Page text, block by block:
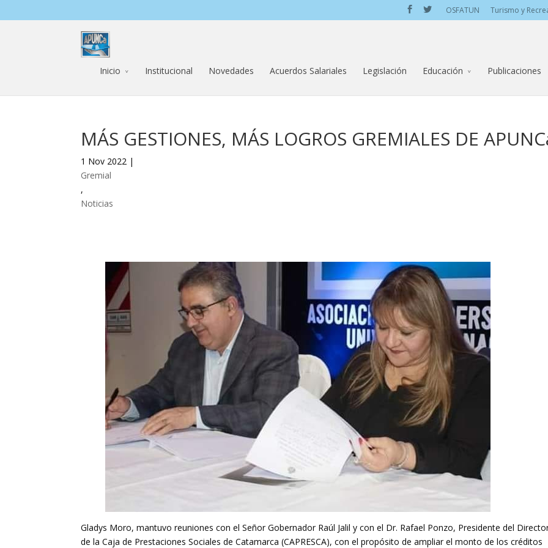
OSFATUN Turismo y
Inicio Institucional Novedades Acuerdos Salariales Legislación Educación Publicaciones
MÁS GESTIONES, MÁS LOGROS GREMIALES DE
1 Nov 2022 |
Gremial
,
Noticias
Gladys Moro, mantuvo reuniones con el Señor Gobernador Raúl Jalil y con el Dr. Rafael Ponzo, Presidente del
de la Caja de Prestaciones Sociales de Catamarca (CAPRESCA), con el propósito de ampliar el monto de los créditos